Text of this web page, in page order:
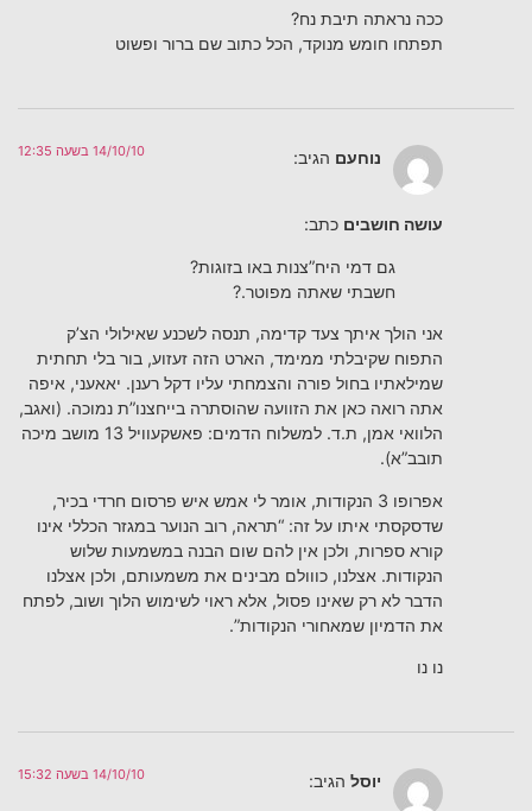
ככה נראתה תיבת נח?
תפתחו חומש מנוקד, הכל כתוב שם ברור ופשוט
נוחעם הגיב: 14/10/10 בשעה 12:35
עושה חושבים כתב:
גם דמי היח”צנות באו בזוגות?
חשבתי שאתה מפוטר.?
אני הולך איתך צעד קדימה, תנסה לשכנע שאילולי הצ’ק
התפוח שקיבלתי ממימד, הארט הזה זעזוע, בור בלי תחתית
שמילאתיו בחול פורה והצמחתי עליו דקל רענן. יאאעני, איפה
אתה רואה כאן את הזוועה שהוסתרה בייחצנו”ת נמוכה. (ואגב,
הלוואי אמן, ת.ד. למשלוח הדמים: פאשקעוויל 13 מושב מיכה
תובב”א).
אפרופו 3 הנקודות, אומר לי אמש איש פרסום חרדי בכיר,
שדסקסתי איתו על זה: “תראה, רוב הנוער במגזר הכללי אינו
קורא ספרות, ולכן אין להם שום הבנה במשמעות שלוש
הנקודות. אצלנו, כווולם מבינים את משמעותם, ולכן אצלנו
הדבר לא רק שאינו פסול, אלא ראוי לשימוש הלוך ושוב, לפתח
את הדמיון שמאחורי הנקודות”.
נו נו
יוסל הגיב: 14/10/10 בשעה 15:32